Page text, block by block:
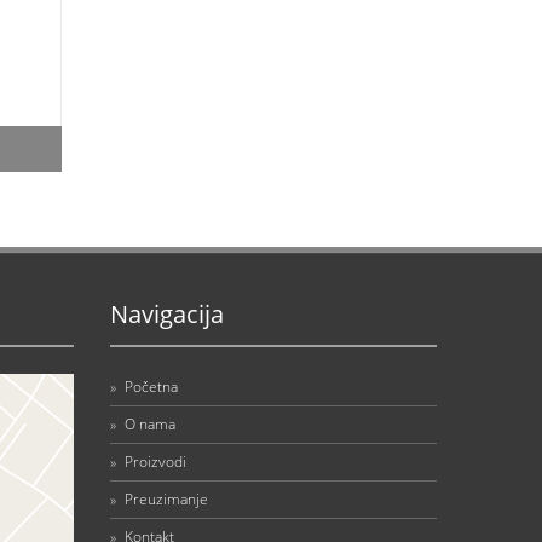
Navigacija
» Početna
» O nama
» Proizvodi
» Preuzimanje
» Kontakt